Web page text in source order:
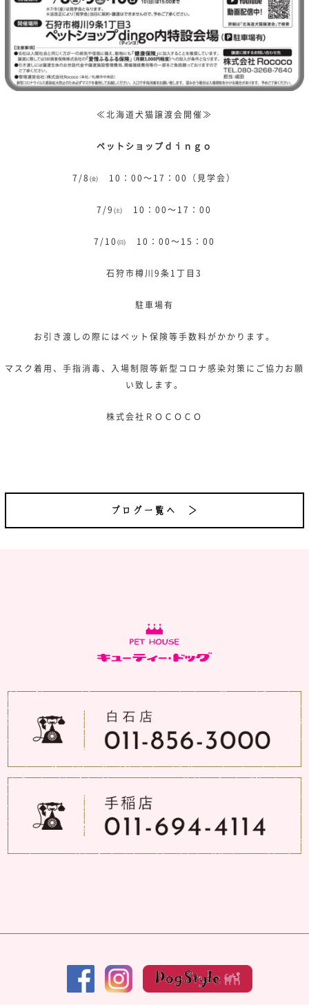
≪北海道犬猫譲渡会開催≫
ペットショップｄｉｎｇｏ
7/8㈮ 10：00～17：00（見学会）
7/9㈯ 10：00～17：00
7/10㈰ 10：00～15：00
石狩市樽川9条1丁目3
駐車場有
お引き渡しの際にはペット保険等手数料がかかります。
マスク着用、手指消毒、入場制限等新型コロナ感染対策にご協力お願
い致します。
株式会社ＲＯＣＯＣＯ
ブログ一覧へ ＞